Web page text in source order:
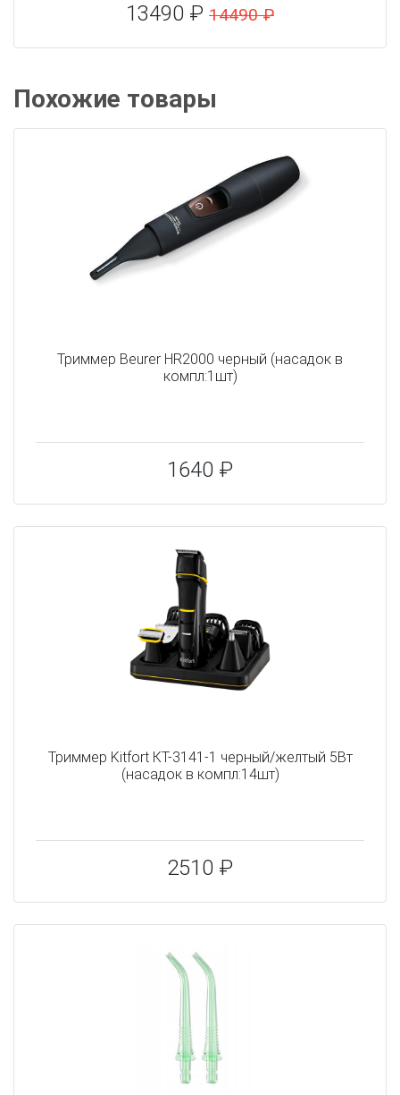
13490 ₽ 14490 ₽
Похожие товары
Триммер Beurer HR2000 черный (насадок в
компл:1шт)
1640 ₽
Триммер Kitfort КТ-3141-1 черный/желтый 5Вт
(насадок в компл:14шт)
2510 ₽